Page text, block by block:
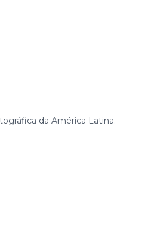
da América Latina.